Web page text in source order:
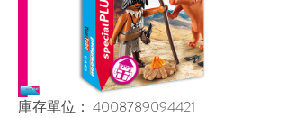
庫存單位： 4008789094421